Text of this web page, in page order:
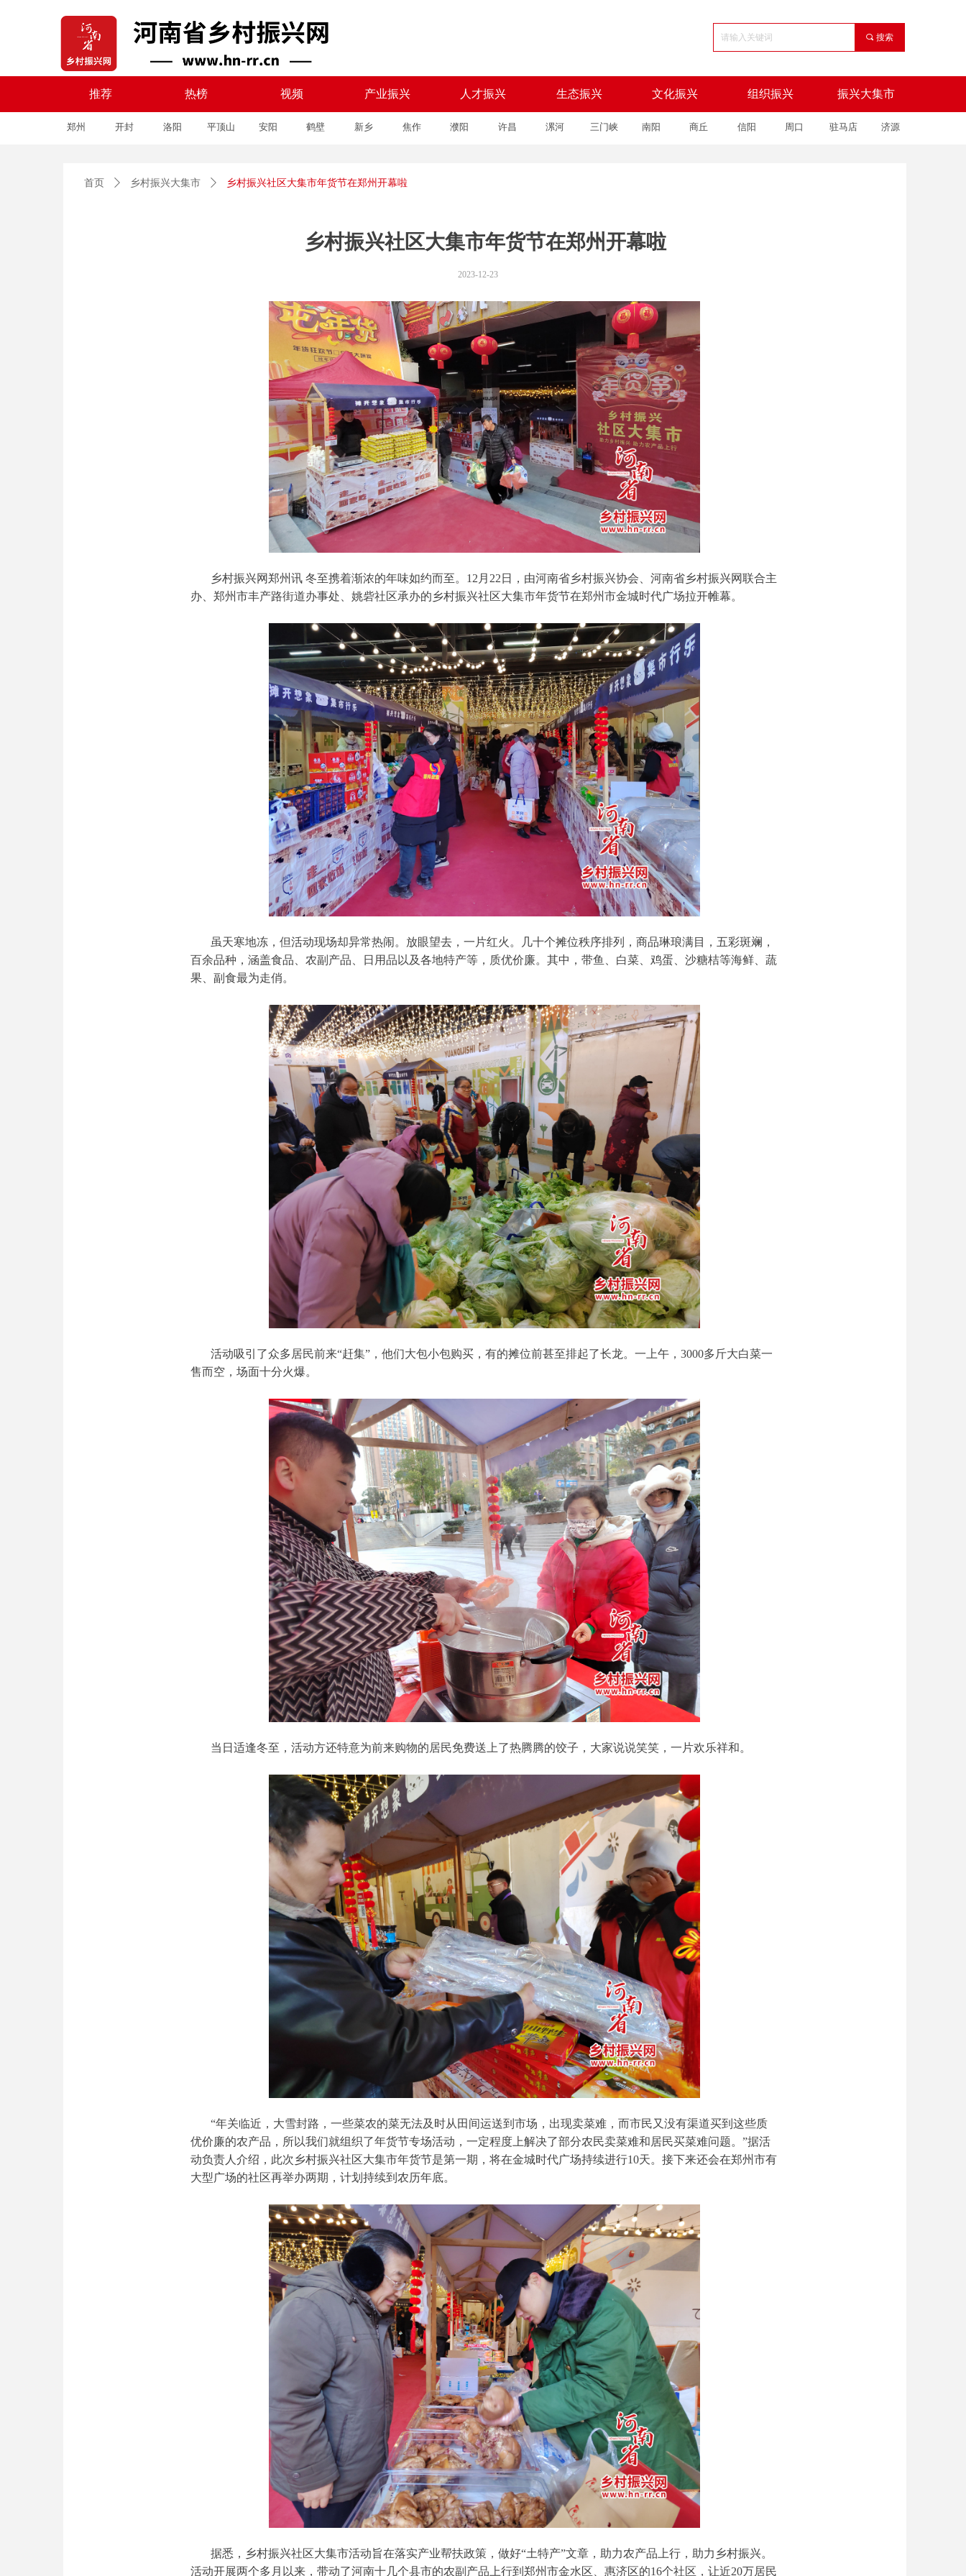
推荐 热榜
热榜
视频 产业振兴
产业振兴
人才振兴
人才振兴
生态振兴
生态振兴
文化振兴
文化振兴
组织振兴
组织振兴
振兴大集市
振兴大集市
끠 搜索
郑州 开封 洛阳 平顶山 安阳 鹤壁 新乡 焦作 濮阳 许昌 漯河 三门峡 南阳 商丘 信阳 周口 驻马店 济源
乡村振兴社区大集市年货节在郑州开幕啦
乡村振兴网郑州讯 冬至携着渐浓的年味如约而至。12月22日，由河南省乡村振兴协会、河南省乡村振兴网联合主
办、郑州市丰产路街道办事处、姚砦社区承办的乡村振兴社区大集市年货节在郑州市金城时代广场拉开帷幕。
虽天寒地冻，但活动现场却异常热闹。放眼望去，一片红火。几十个摊位秩序排列，商品琳琅满目，五彩斑斓，
百余品种，涵盖食品、农副产品、日用品以及各地特产等，质优价廉。其中，带鱼、白菜、鸡蛋、沙糖桔等海鲜、蔬
果、副食最为走俏。
活动吸引了众多居民前来“赶集”，他们大包小包购买，有的摊位前甚至排起了长龙。一上午，3000多斤大白菜一
售而空，场面十分火爆。
当日适逢冬至，活动方还特意为前来购物的居民免费送上了热腾腾的饺子，大家说说笑笑，一片欢乐祥和。
“年关临近，大雪封路，一些菜农的菜无法及时从田间运送到市场，出现卖菜难，而市民又没有渠道买到这些质
优价廉的农产品，所以我们就组织了年货节专场活动，一定程度上解决了部分农民卖菜难和居民买菜难问题。”据活
动负责人介绍，此次乡村振兴社区大集市年货节是第一期，将在金城时代广场持续进行10天。接下来还会在郑州市有
大型广场的社区再举办两期，计划持续到农历年底。
据悉，乡村振兴社区大集市活动旨在落实产业帮扶政策，做好“土特产”文章，助力农产品上行，助力乡村振兴。
活动开展两个多月以来，带动了河南十几个县市的农副产品上行到郑州市金水区、惠济区的16个社区，让近20万居民
首页 ꄲ 乡村振兴大集市 ꄲ 乡村振兴社区大集市年货节在郑州开幕啦
2023-12-23